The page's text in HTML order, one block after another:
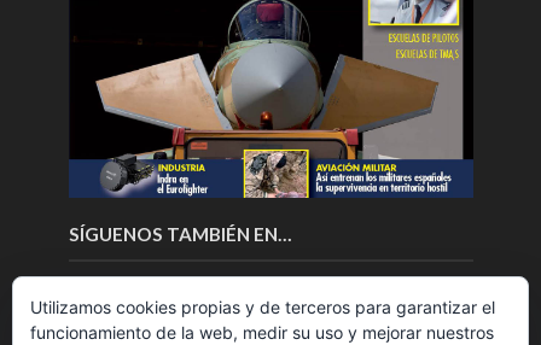
SÍGUENOS TAMBIÉN EN…
Utilizamos cookies propias y de terceros para garantizar el
funcionamiento de la web, medir su uso y mejorar nuestros